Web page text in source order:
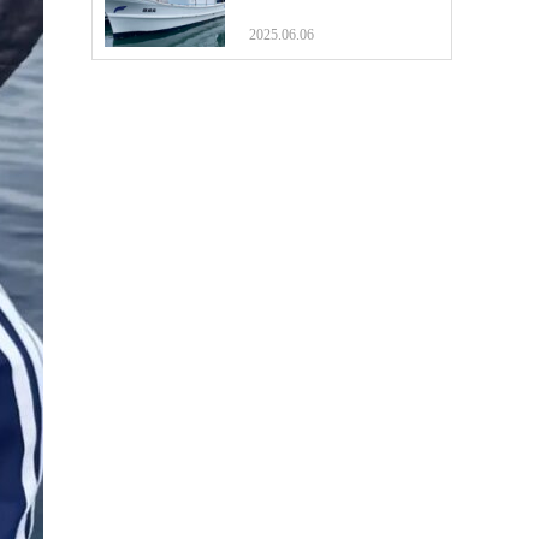
2025.06.06